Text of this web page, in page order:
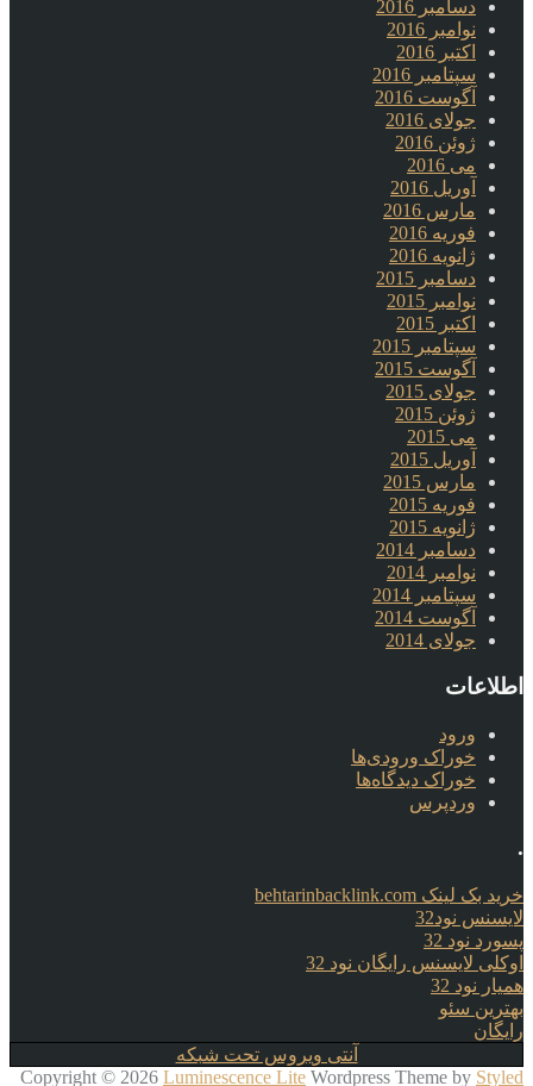
دسامبر 2016
نوامبر 2016
اکتبر 2016
سپتامبر 2016
آگوست 2016
جولای 2016
ژوئن 2016
می 2016
آوریل 2016
مارس 2016
فوریه 2016
ژانویه 2016
دسامبر 2015
نوامبر 2015
اکتبر 2015
سپتامبر 2015
آگوست 2015
جولای 2015
ژوئن 2015
می 2015
آوریل 2015
مارس 2015
فوریه 2015
ژانویه 2015
دسامبر 2014
نوامبر 2014
سپتامبر 2014
آگوست 2014
جولای 2014
اطلاعات
ورود
خوراک ورودی‌ها
خوراک دیدگاه‌ها
وردپرس
.
خرید بک لینک behtarinbacklink.com
لایسنس نود32
پسورد نود 32
اوکلی لایسنس رایگان نود 32
همیار نود 32
بهترین سئو
رایگان
آنتی ویروس تحت شبکه
Copyright © 2026 Luminescence Lite Wordpress Theme by Styled